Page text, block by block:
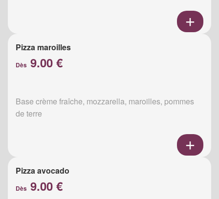
Pizza maroilles
Dès 9.00 €
Base crème fraîche, mozzarella, maroilles, pommes
de terre
Pizza avocado
Dès 9.00 €